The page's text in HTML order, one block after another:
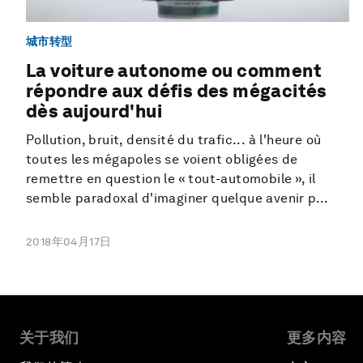
城市转型
La voiture autonome ou comment
répondre aux défis des mégacités
dès aujourd'hui
Pollution, bruit, densité du trafic... à l'heure où
toutes les mégapoles se voient obligées de
remettre en question le « tout-automobile », il
semble paradoxal d'imaginer quelque avenir p...
2018年04月17日
关于我们 更多内容